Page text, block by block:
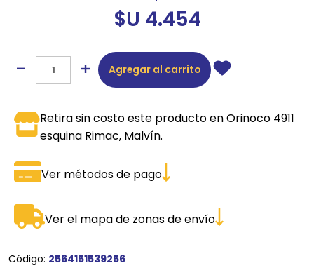
$U 4.454
Agregar al carrito
Retira sin costo este producto en Orinoco 4911
esquina Rimac, Malvín.
Ver métodos de pago
Ver el mapa de zonas de envío
Código: 2564151539256